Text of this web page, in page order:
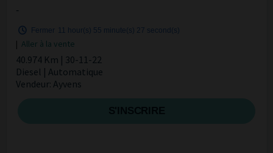
-
Fermer 11 hour(s) 55 minute(s) 27 second(s)
| Aller à la vente
40.974 Km | 30-11-22
Diesel | Automatique
Vendeur: Ayvens